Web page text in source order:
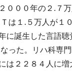
０００年の２.７
は１.５万人が１
に誕生した言語聴
った。リハ科専
は２２８４人に増